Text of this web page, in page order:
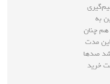
به
هم چنان
مدت
صدها
خرید